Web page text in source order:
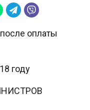
оплаты
году